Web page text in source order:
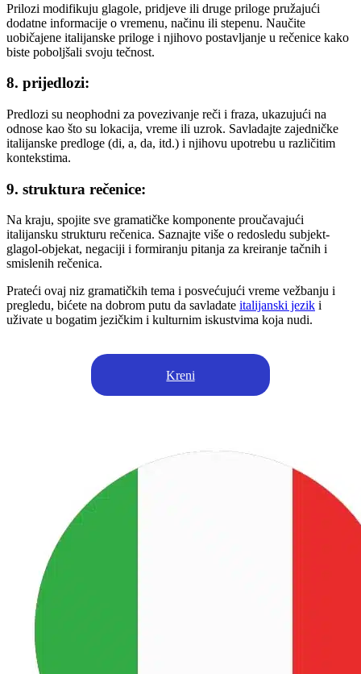
Prilozi modifikuju glagole, pridjeve ili druge priloge pružajući
dodatne informacije o vremenu, načinu ili stepenu. Naučite
uobičajene italijanske priloge i njihovo postavljanje u rečenice kako
biste poboljšali svoju tečnost.
8. prijedlozi:
Predlozi su neophodni za povezivanje reči i fraza, ukazujući na
odnose kao što su lokacija, vreme ili uzrok. Savladajte zajedničke
italijanske predloge (di, a, da, itd.) i njihovu upotrebu u različitim
kontekstima.
9. struktura rečenice:
Na kraju, spojite sve gramatičke komponente proučavajući
italijansku strukturu rečenica. Saznajte više o redosledu subjekt-
glagol-objekat, negaciji i formiranju pitanja za kreiranje tačnih i
smislenih rečenica.
Prateći ovaj niz gramatičkih tema i posvećujući vreme vežbanju i
pregledu, bićete na dobrom putu da savladate italijanski jezik i
uživate u bogatim jezičkim i kulturnim iskustvima koja nudi.
Kreni